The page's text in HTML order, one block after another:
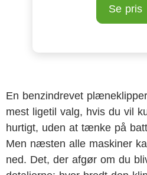
Se
En benzindrevet
mest ligetil valg, hvis du vil
hurtigt, uden at tænke på
Men næsten alle maskiner
ned. Det, der afgør om du